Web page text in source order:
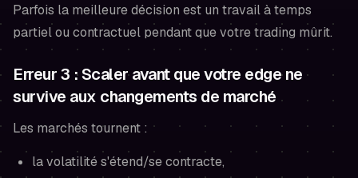
Parfois la meilleure décision est un travail à temps
partiel ou contractuel pendant que votre trading mûrit.
Erreur 3 : Scaler avant que votre edge ne
survive aux changements de marché
Les marchés tournent :
la volatilité s'étend/se contracte,